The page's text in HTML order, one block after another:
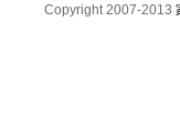
Copyright 2007-2013